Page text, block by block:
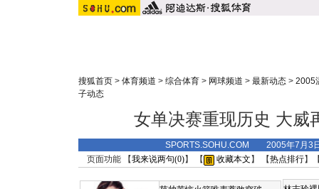
搜狐首页 > 体育频道 > 综合体育 > 网球频道 > 最新动态 > 2005
子动态
女单决赛重现历史 大威
SPORTS.SOHU.COM 2005年7月3
页面功能 【我来说两句(0)】 【 收藏本文 】 【热点排行】